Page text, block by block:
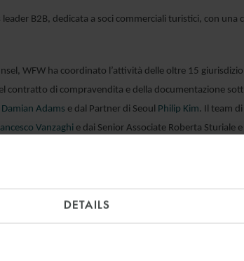
DETAILS
leader B2B, dedicata a soci commerciali turistici, con
WFW ha coordinato l’attività delle oltre 15
contratto di compravendita e della documentazione
Damian Adams e dal Partner di Seoul Philip Kim. Il team
Vanzaghi e dai Senior Associate Roberta Sturiale e
Roberta Cristaldi e dall’Associate Giuseppe Fera
con i colleghi del network di WFW delle sedi di